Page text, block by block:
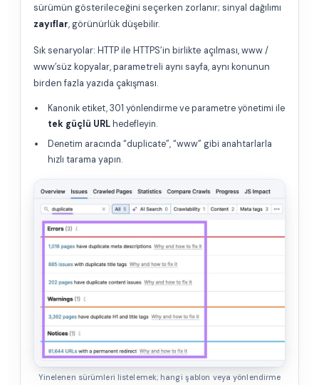
sürümün gösterileceğini seçerken zorlanır; sinyal dağılımı
zayıflar, görünürlük düşebilir.
Sık senaryolar: HTTP ile HTTPS’in birlikte açılması, www /
www’süz kopyalar, parametreli aynı sayfa, aynı konunun
birden fazla yazıda çakışması.
Kanonik etiket, 301 yönlendirme ve parametre yönetimi ile
tek güçlü URLhedefleyin.
Denetim aracında “duplicate”, “www” gibi anahtarlarla
hızlı tarama yapın.
Yinelenen sürümleri listelemek; hangi şablon veya yönlendirme